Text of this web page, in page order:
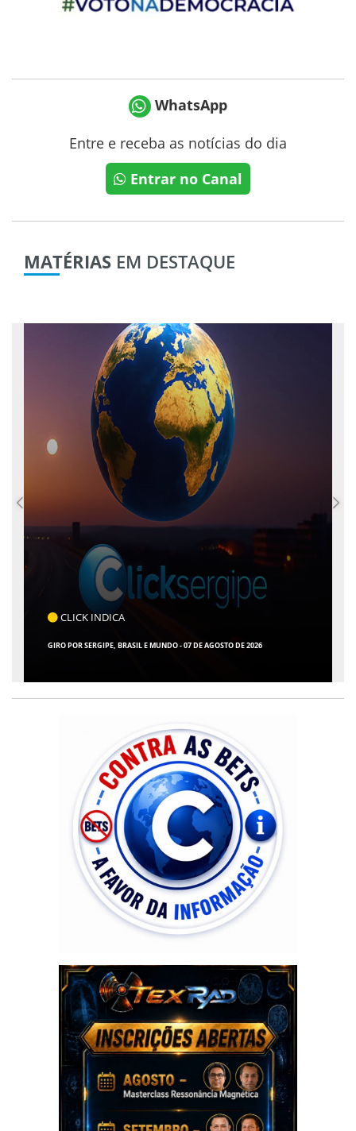
WhatsApp
Entre e receba as notícias do dia
Entrar no Canal
MATÉRIAS EM DESTAQUE
CLICK INDICA
GIRO POR SERGIPE, BRASIL E MUNDO - 07 DE AGOSTO DE 2026